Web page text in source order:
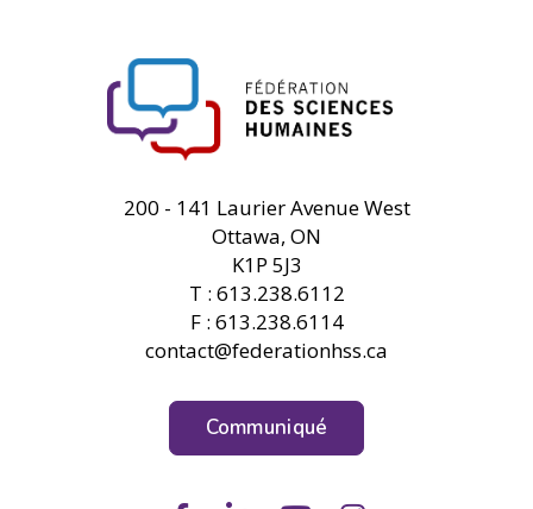
200 - 141 Laurier Avenue West
Ottawa, ON
K1P 5J3
T : 613.238.6112
F : 613.238.6114
contact@federationhss.ca
Communiqué